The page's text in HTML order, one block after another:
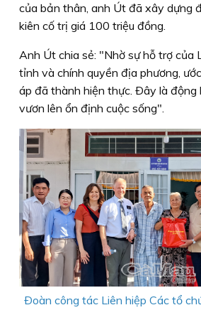
của bản thân, anh Út đã xây dựng
kiên cố trị giá 100 triệu đồng.
Anh Út chia sẻ: "Nhờ sự hỗ trợ của
tỉnh và chính quyền địa phương,
áp đã thành hiện thực. Ðây là động
vươn lên ổn định cuộc sống".
Ðoàn công tác Liên hiệp Các tổ